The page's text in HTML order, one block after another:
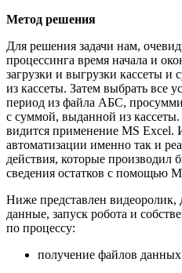
Метод решения
Для решения задачи нам,
процессинга время начала и
загрузки и выгрузки кассеты и
из кассеты. Затем выбрать все
период из файла АБС,
с суммой, выданной из
видится применение MS Excel.
автоматизации именно так и
действия, которые производил
сведения остатков с помощью
Ниже представлен
данные, запуск робота и
по процессу:
получение файлов данных